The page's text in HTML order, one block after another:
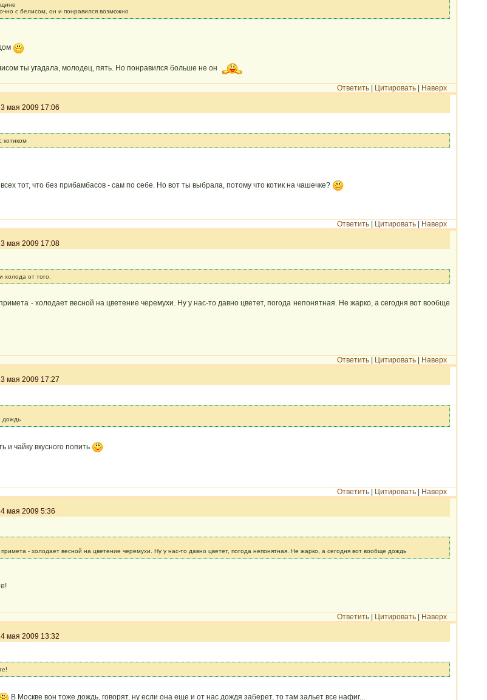
с белисом, он и понравился возможно
ты угадала, молодец, пять. Но понравился больше не он
Ответить Цитировать
Наверх
мая 2009 17:06
котиком
тот, что без прибамбасов - сам по себе. Но вот ты выбрала, потому что котик на чашечке?
Ответить Цитировать
Наверх
мая 2009 17:08
холода от того.
- холодает весной на цветение черемухи. Ну у нас-то давно цветет, погода непонятная. Не жарко, а сегодня вот вообще
Ответить Цитировать
Наверх
мая 2009 17:27
дождь
и чайку вкусного попить
Ответить Цитировать
Наверх
мая 2009 5:36
- холодает весной на цветение черемухи. Ну у нас-то давно цветет, погода непонятная. Не жарко, а сегодня вот вообще дождь
Ответить Цитировать
Наверх
мая 2009 13:32
В Москве вон тоже дождь, говорят, ну если она еще и от нас дождя заберет, то там зальет все нафиг...